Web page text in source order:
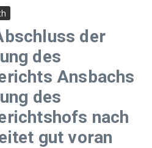
der
des
Ansbachs
des
nach
gut voran